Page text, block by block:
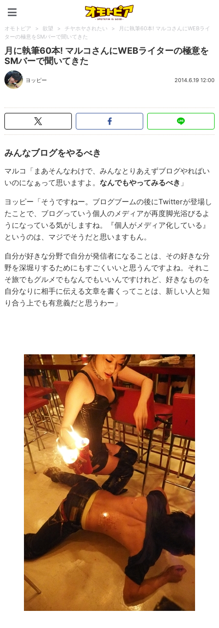
オモトピア > 欲望 > チヤホヤされたい >
月に執筆60本! マルコさんにWEBライ
ターの極意をSMバーで聞いてきた
月に執筆60本! マルコさんにWEBライターの極意を
SMバーで聞いてきた
ヨッピー 2014.6.19 12:00
みんなブログをやるべき
マルコ「まあそんなわけで、みんなとりあえずブログやればい
いのになぁって思いますよ。なんでもやってみるべき 」
ヨッピー「そうですねー。ブログブームの後にTwitterが登場し
たことで、ブログっていう個人のメディアが再度脚光浴びるよ
うになっている気がしますね。『個人がメディア化している』
というのは、マジでそうだと思いますもん。
自分が好きな分野で自分が発信者になることは、その好きな分
野を深堀りするためにもすごくいいと思うんですよね。それこ
そ旅でもグルメでもなんでもいいんですけれど、好きなものを
自分なりに相手に伝える文章を書くってことは、新しい人と知
り合う上でも有意義だと思うわー」